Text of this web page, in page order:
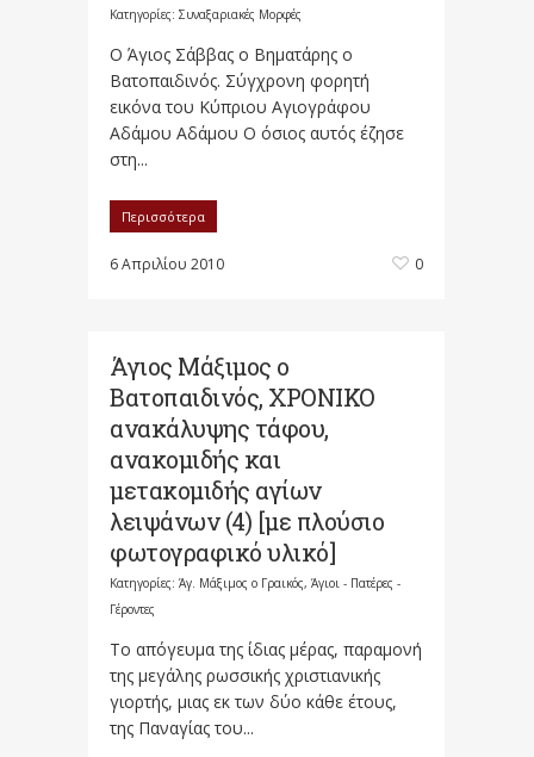
Κατηγορίες: Συναξαριακές Μορφές
Ο Άγιος Σάββας ο Βηματάρης ο
Βατοπαιδινός. Σύγχρονη φορητή
εικόνα του Κύπριου Αγιογράφου
Αδάμου Αδάμου Ο όσιος αυτός έζησε
στη...
Περισσότερα
6 Απριλίου 2010 0
Άγιος Μάξιμος ο
Βατοπαιδινός, ΧΡΟΝΙΚΟ
ανακάλυψης τάφου,
ανακομιδής και
μετακομιδής αγίων
λειψάνων (4) [με πλούσιο
φωτογραφικό υλικό]
Κατηγορίες: Άγ. Μάξιμος ο Γραικός, Άγιοι - Πατέρες -
Γέροντες
Το απόγευμα της ίδιας μέρας, παραμονή
της μεγάλης ρωσσικής χριστιανικής
γιορτής, μιας εκ των δύο κάθε έτους,
της Παναγίας του...